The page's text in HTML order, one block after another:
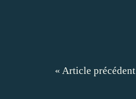
« Article précédent